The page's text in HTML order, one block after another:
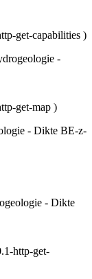
get-capabilities )
-
get-map )
- Dikte BE-z-
- Dikte
http-get-